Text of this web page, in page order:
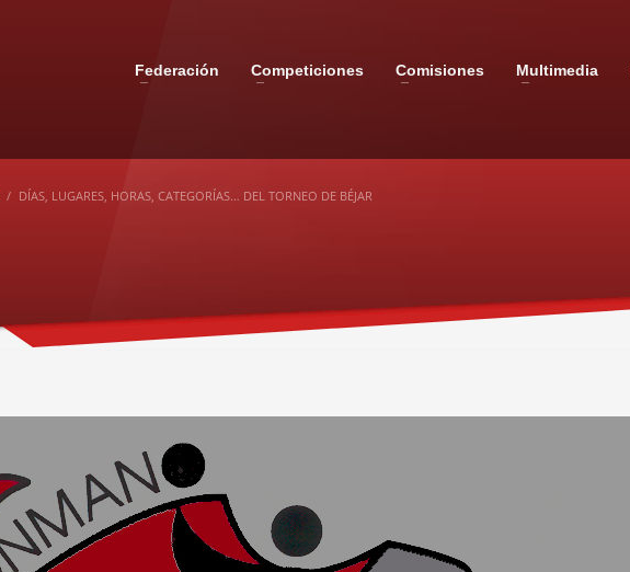
Federación Competiciones Comisiones Multimedia
DÍAS, LUGARES, HORAS, CATEGORÍAS… DEL TORNEO DE BÉJAR